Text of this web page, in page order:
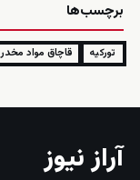
برچسب‌ها
تورکیه قاچاق مواد مخدر
آراز نیوز